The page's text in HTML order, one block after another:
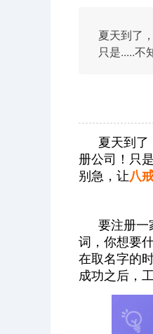
夏天到了
只是.....不
夏天到了
册公司！只
别急，让八
要注册一
词，你想要
在取名字的
成功之后，